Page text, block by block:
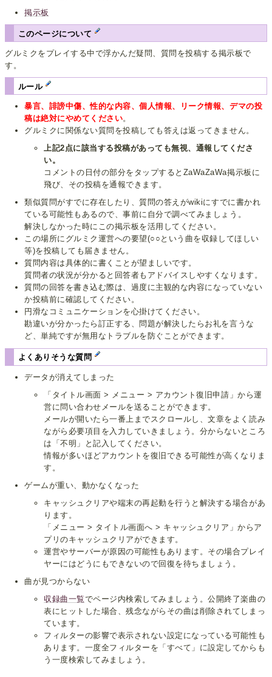
掲示板
このページについて
グルミクをプレイする中で浮かんだ疑問、質問を投稿する掲示板で
す。
ルール
暴言、誹謗中傷、性的な内容、個人情報、リーク情報、デマの投
稿は絶対にやめてください。
グルミクに関係ない質問を投稿しても答えは返ってきません。
上記2点に該当する投稿があっても無視、通報してくださ
い。
コメントの日付の部分をタップするとZaWaZaWa掲示板に
飛び、その投稿を通報できます。
類似質問がすでに存在したり、質問の答えがwikiにすでに書かれ
ている可能性もあるので、事前に自分で調べてみましょう。
解決しなかった時にこの掲示板を活用してください。
この場所にグルミク運営への要望(○○という曲を収録してほしい
等)を投稿しても届きません。
質問内容は具体的に書くことが望ましいです。
質問者の状況が分かると回答者もアドバイスしやすくなります。
質問の回答を書き込む際は、過度に主観的な内容になっていない
か投稿前に確認してください。
円滑なコミュニケーションを心掛けてください。
勘違いが分かったら訂正する、問題が解決したらお礼を言うな
ど、単純ですが無用なトラブルを防ぐことができます。
よくありそうな質問
データが消えてしまった
「タイトル画面 > メニュー > アカウント復旧申請」から運
営に問い合わせメールを送ることができます。
メールが開いたら一番上までスクロールし、文章をよく読み
ながら必要項目を入力していきましょう。分からないところ
は「不明」と記入してください。
情報が多いほどアカウントを復旧できる可能性が高くなりま
す。
ゲームが重い、動かなくなった
キャッシュクリアや端末の再起動を行うと解決する場合があ
ります。
「メニュー > タイトル画面へ > キャッシュクリア」からア
プリのキャッシュクリアができます。
運営やサーバーが原因の可能性もあります。その場合プレイ
ヤーにはどうにもできないので回復を待ちましょう。
曲が見つからない
収録曲一覧でページ内検索してみましょう。公開終了楽曲の
表にヒットした場合、残念ながらその曲は削除されてしまっ
ています。
フィルターの影響で表示されない設定になっている可能性も
あります。一度全フィルターを「すべて」に設定してからも
う一度検索してみましょう。